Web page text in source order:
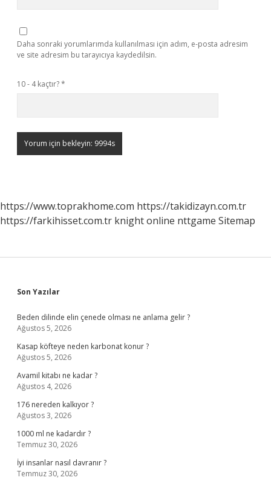
Daha sonraki yorumlarımda kullanılması için adım, e-posta adresim
ve site adresim bu tarayıcıya kaydedilsin.
10 - 4 kaçtır?*
https://www.toprakhome.com https://takidizayn.com.tr
https://farkihisset.com.tr knight online nttgame Sitemap
Sidebar
Son Yazılar
Beden dilinde elin çenede olması ne anlama gelir ?
Ağustos 5, 2026
Kasap köfteye neden karbonat konur ?
Ağustos 5, 2026
Avamil kitabı ne kadar ?
Ağustos 4, 2026
176 nereden kalkıyor ?
Ağustos 3, 2026
1000 ml ne kadardır ?
Temmuz 30, 2026
İyi insanlar nasıl davranır ?
Temmuz 30, 2026